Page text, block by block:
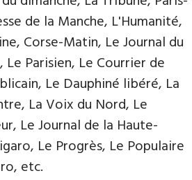
de la Manche, L'Humanité,
Corse-Matin, Le Journal du
Parisien, Le Courrier de
Le Dauphiné libéré, La
La Voix du Nord, Le
Le Journal de la Haute-
Le Progrès, Le Populaire
etc.